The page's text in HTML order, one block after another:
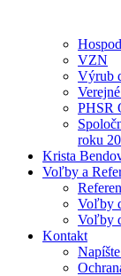
VZN
Výrub
PHSR
roku
Krista
Voľby a
Voľby
Voľby
Kontakt